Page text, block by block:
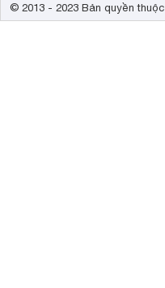
© 2013 - 2023 Bản quyền